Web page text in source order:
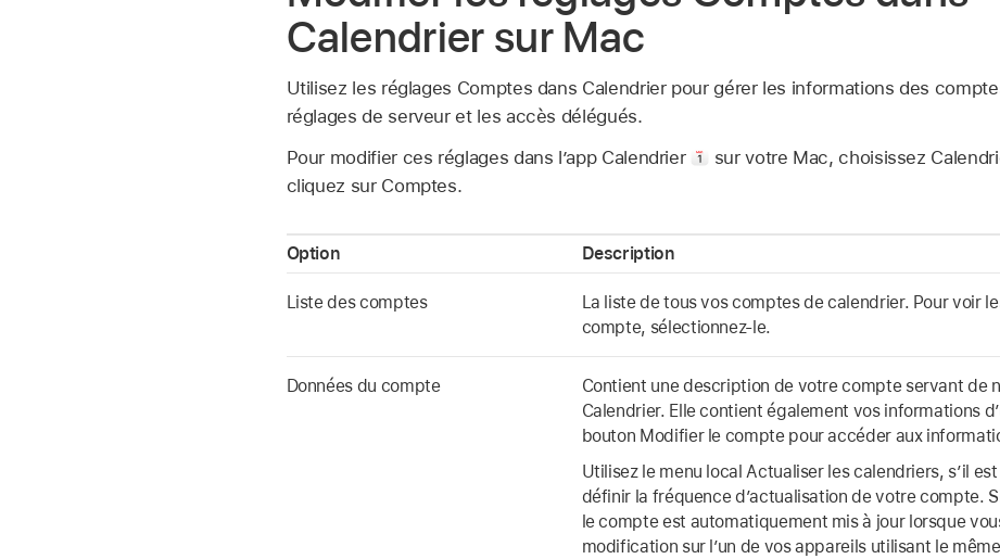
Calendrier sur Mac
Utilisez les réglages Comptes dans Calendrier pour gérer les informations des
réglages de serveur et les accès délégués.
Pour modifier ces réglages dans l’app Calendrier
sur votre Mac, choisissez
cliquez sur Comptes.
Option Description
Liste des comptes
La liste de tous vos comptes de calendrier. Pour voir
compte, sélectionnez-le.
Données du compte
Contient une description de votre compte servant de
Calendrier. Elle contient également vos informations
bouton Modifier le compte pour accéder aux
Utilisez le menu local Actualiser les calendriers, s’il
définir la fréquence d’actualisation de votre compte.
le compte est automatiquement mis à jour lorsque
modification sur l’un de vos appareils utilisant le